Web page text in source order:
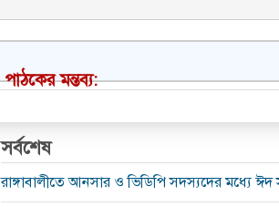
পাঠকের মন্তব্য:
সর্বশেষ
রাঙ্গাবালীতে আনসার ও ভিডিপি সদস্যদের মধ্যে